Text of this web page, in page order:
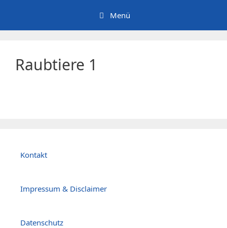
springen
Menü
Raubtiere 1
Kontakt
Impressum & Disclaimer
Datenschutz